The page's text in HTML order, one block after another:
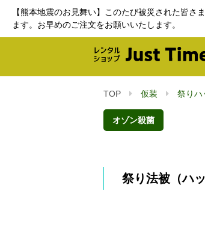
【熊本地震のお見舞い】このたび被災された皆
ます。お早めのご注文をお願いいたします。
TOP 仮装 祭りハ
オゾン殺菌
祭り法被（ハッ